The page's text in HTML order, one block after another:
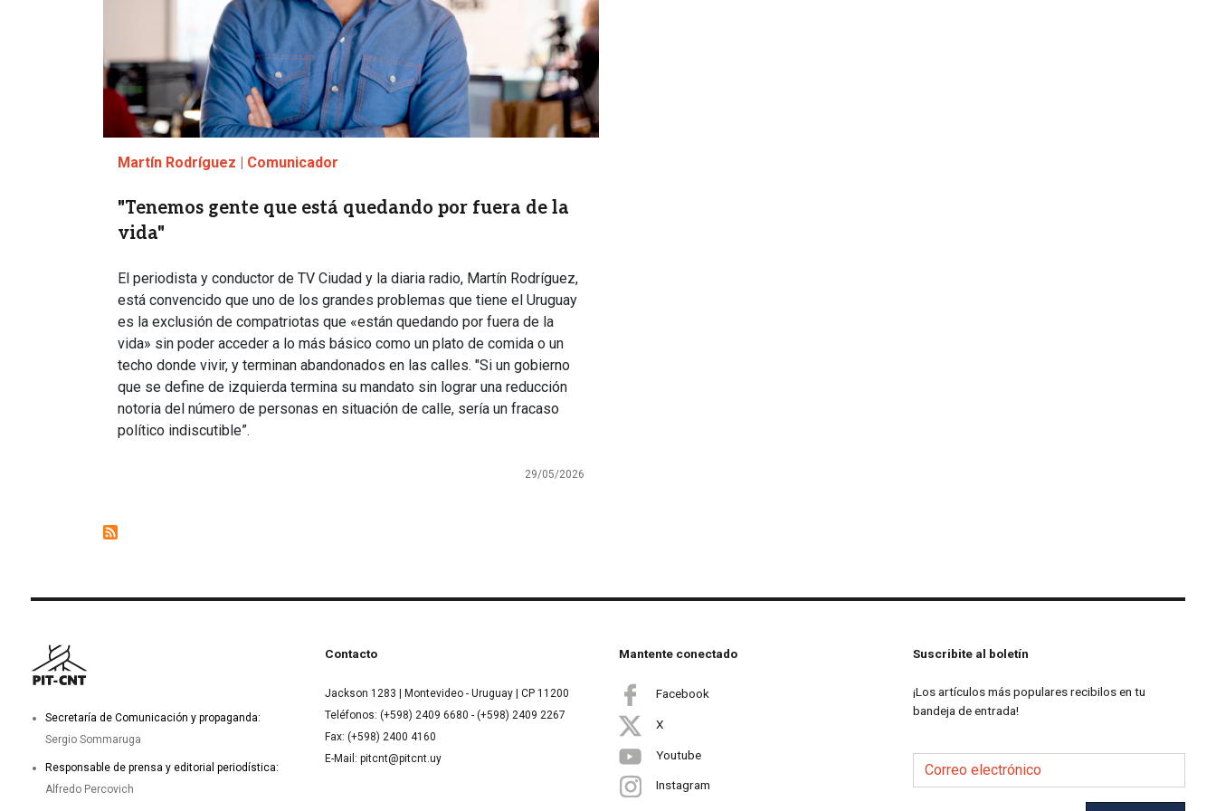
Martín Rodríguez | Comunicador
"Tenemos gente que está quedando por fuera de la
vida"
El periodista y conductor de TV Ciudad y la diaria radio, Martín Rodríguez,
está convencido que uno de los grandes problemas que tiene el Uruguay
es la exclusión de compatriotas que «están quedando por fuera de la
vida» sin poder acceder a lo más básico como un plato de comida o un
techo donde vivir, y terminan abandonados en las calles. "Si un gobierno
que se define de izquierda termina su mandato sin lograr una reducción
notoria del número de personas en situación de calle, sería un fracaso
político indiscutible”.
29/05/2026
Secretaría de Comunicación y propaganda:
Sergio Sommaruga
Responsable de prensa y editorial periodística:
Alfredo Percovich
Contacto
Jackson 1283 | Montevideo - Uruguay | CP 11200
Teléfonos: (+598) 2409 6680 - (+598) 2409 2267
Fax: (+598) 2400 4160
E-Mail: pitcnt@pitcnt.uy
Mantente conectado
Facebook
X
Youtube
Instagram
Suscribite al boletín
¡Los artículos más populares recibilos en tu
bandeja de entrada!
Correo electrónico